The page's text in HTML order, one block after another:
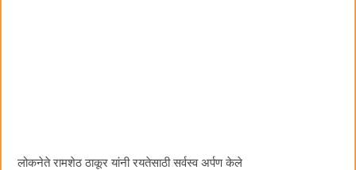
लोकनेते रामशेठ ठाकूर यांनी रयतेसाठी सर्वस्व अर्पण केले